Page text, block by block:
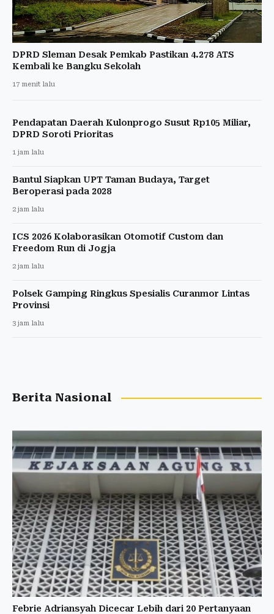
DPRD Sleman Desak Pemkab Pastikan 4.278 ATS
Kembali ke Bangku Sekolah
17 menit lalu
Pendapatan Daerah Kulonprogo Susut Rp105 Miliar,
DPRD Soroti Prioritas
1 jam lalu
Bantul Siapkan UPT Taman Budaya, Target
Beroperasi pada 2028
2 jam lalu
ICS 2026 Kolaborasikan Otomotif Custom dan
Freedom Run di Jogja
2 jam lalu
Polsek Gamping Ringkus Spesialis Curanmor Lintas
Provinsi
3 jam lalu
Berita Nasional
Febrie Adriansyah Dicecar Lebih dari 20 Pertanyaan